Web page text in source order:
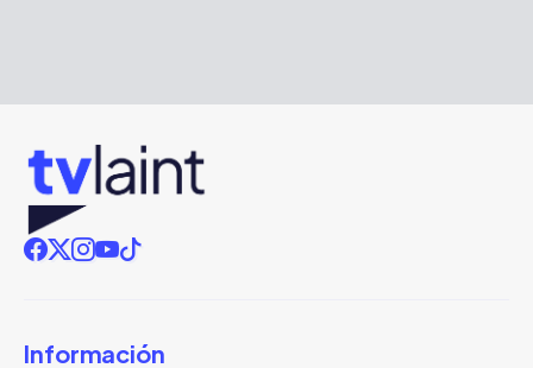
Información